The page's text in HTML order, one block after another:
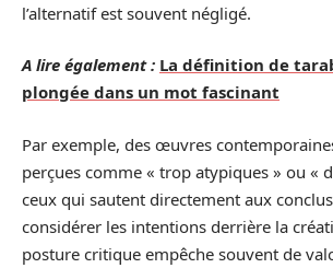
l’alternatif est souvent négligé.
A lire également : La définition de
plongée dans un mot fascinant
Par exemple, des œuvres
perçues comme « trop atypiques » ou «
ceux qui sautent directement aux
considérer les intentions derrière la
posture critique empêche souvent de